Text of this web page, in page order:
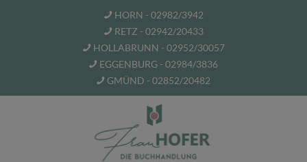
HORN - 02982/3942
RETZ - 02942/20433
HOLLABRUNN - 02952/30057
EGGENBURG - 02984/3836
GMÜND - 02852/20482